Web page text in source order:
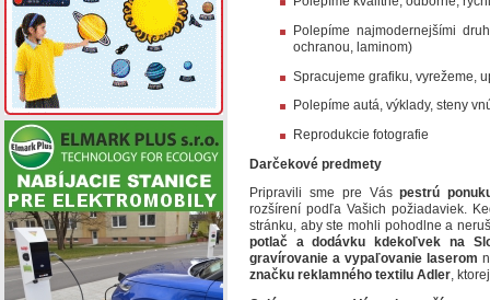
Polepíme najmodernejšími
ochranou, laminom)
Spracujeme grafiku, vyrežeme,
Polepíme autá, výklady, steny
Reprodukcie fotografie
Darčekové predmety
Pripravili sme pre Váspestrú
rozšírení podľa Vašich požiadaviek.
stránku, aby ste mohli pohodlne a
potlač a dodávku kdekoľvek na
gravírovanie a vypaľovanie laserom
značku reklamného textilu Adler ,